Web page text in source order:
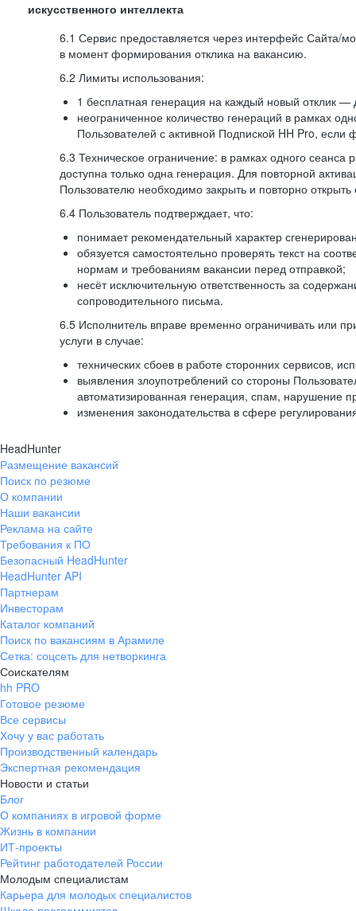
искусственного интеллекта
6.1 Сервис предоставляется через интерфейс Сайта/
в момент формирования отклика на вакансию.
6.2 Лимиты использования:
1 бесплатная генерация на каждый новый отклик —
неограниченное количество генераций в рамках
Пользователей с активной Подпиской HH Pro,
6.3 Техническое ограничение: в рамках одного сеанса
доступна только одна генерация. Для повторной
Пользователю необходимо закрыть и повторно открыть
6.4 Пользователь подтверждает, что:
понимает рекомендательный характер
обязуется самостоятельно проверять текст на
нормам и требованиям вакансии перед отправкой;
несёт исключительную ответственность за
сопроводительного письма.
6.5 Исполнитель вправе временно ограничивать или
услуги в случае:
технических сбоев в работе сторонних сервисов,
выявления злоупотреблений со стороны
автоматизированная генерация, спам, нарушение
изменения законодательства в сфере
HeadHunter
Размещение вакансий
Поиск по резюме
О компании
Наши вакансии
Реклама на сайте
Требования к ПО
Безопасный HeadHunter
HeadHunter API
Партнерам
Инвесторам
Каталог компаний
Поиск по вакансиям в Арамиле
Сетка: соцсеть для нетворкинга
Соискателям
hh PRO
Готовое резюме
Все сервисы
Хочу у вас работать
Производственный календарь
Экспертная рекомендация
Новости и статьи
Блог
О компаниях в игровой форме
Жизнь в компании
ИТ-проекты
Рейтинг работодателей России
Молодым специалистам
Карьера для молодых специалистов